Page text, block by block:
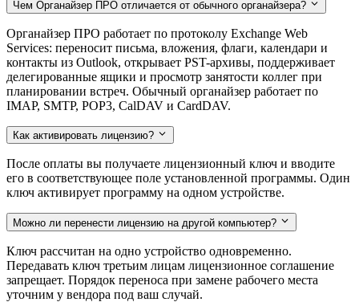
Чем Органайзер ПРО отличается от обычного органайзера?
Органайзер ПРО работает по протоколу Exchange Web
Services: переносит письма, вложения, флаги, календари и
контакты из Outlook, открывает PST-архивы, поддерживает
делегированные ящики и просмотр занятости коллег при
планировании встреч. Обычный органайзер работает по
IMAP, SMTP, POP3, CalDAV и CardDAV.
Как активировать лицензию?
После оплаты вы получаете лицензионный ключ и вводите
его в соответствующее поле установленной программы. Один
ключ активирует программу на одном устройстве.
Можно ли перенести лицензию на другой компьютер?
Ключ рассчитан на одно устройство одновременно.
Передавать ключ третьим лицам лицензионное соглашение
запрещает. Порядок переноса при замене рабочего места
уточним у вендора под ваш случай.